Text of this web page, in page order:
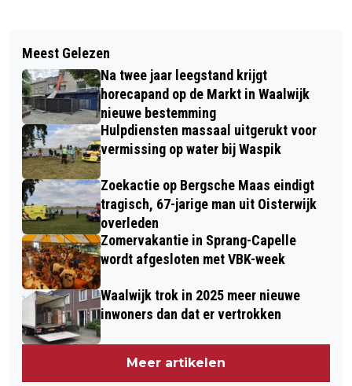
LEZING “HERFST IN VOLLE GLORIE”
DOOR LEO BRAND OP 16 NOVEMBER
1 OP 3 NEDERLANDERS WIL HOGERE
ZORGPREMIE ROKERS
Meest Gelezen
Na twee jaar leegstand krijgt
horecapand op de Markt in Waalwijk
nieuwe bestemming
Hulpdiensten massaal uitgerukt voor
vermissing op water bij Waspik
Zoekactie op Bergsche Maas eindigt
tragisch, 67-jarige man uit Oisterwijk
overleden
Zomervakantie in Sprang-Capelle
wordt afgesloten met VBK-week
Waalwijk trok in 2025 meer nieuwe
inwoners dan dat er vertrokken
Meer artikelen